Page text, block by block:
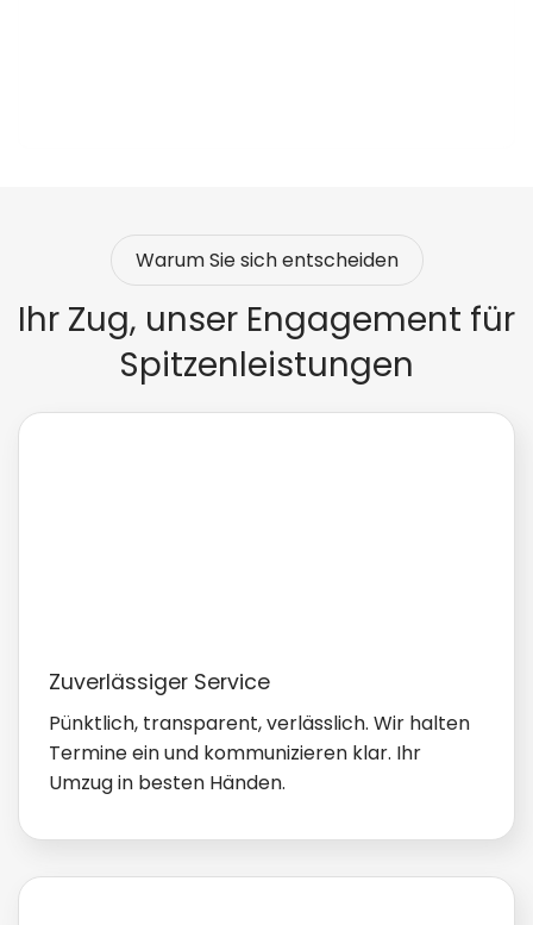
Warum Sie sich entscheiden
Ihr Zug, unser Engagement für
Spitzenleistungen
Zuverlässiger Service
Pünktlich, transparent, verlässlich. Wir halten
Termine ein und kommunizieren klar. Ihr
Umzug in besten Händen.